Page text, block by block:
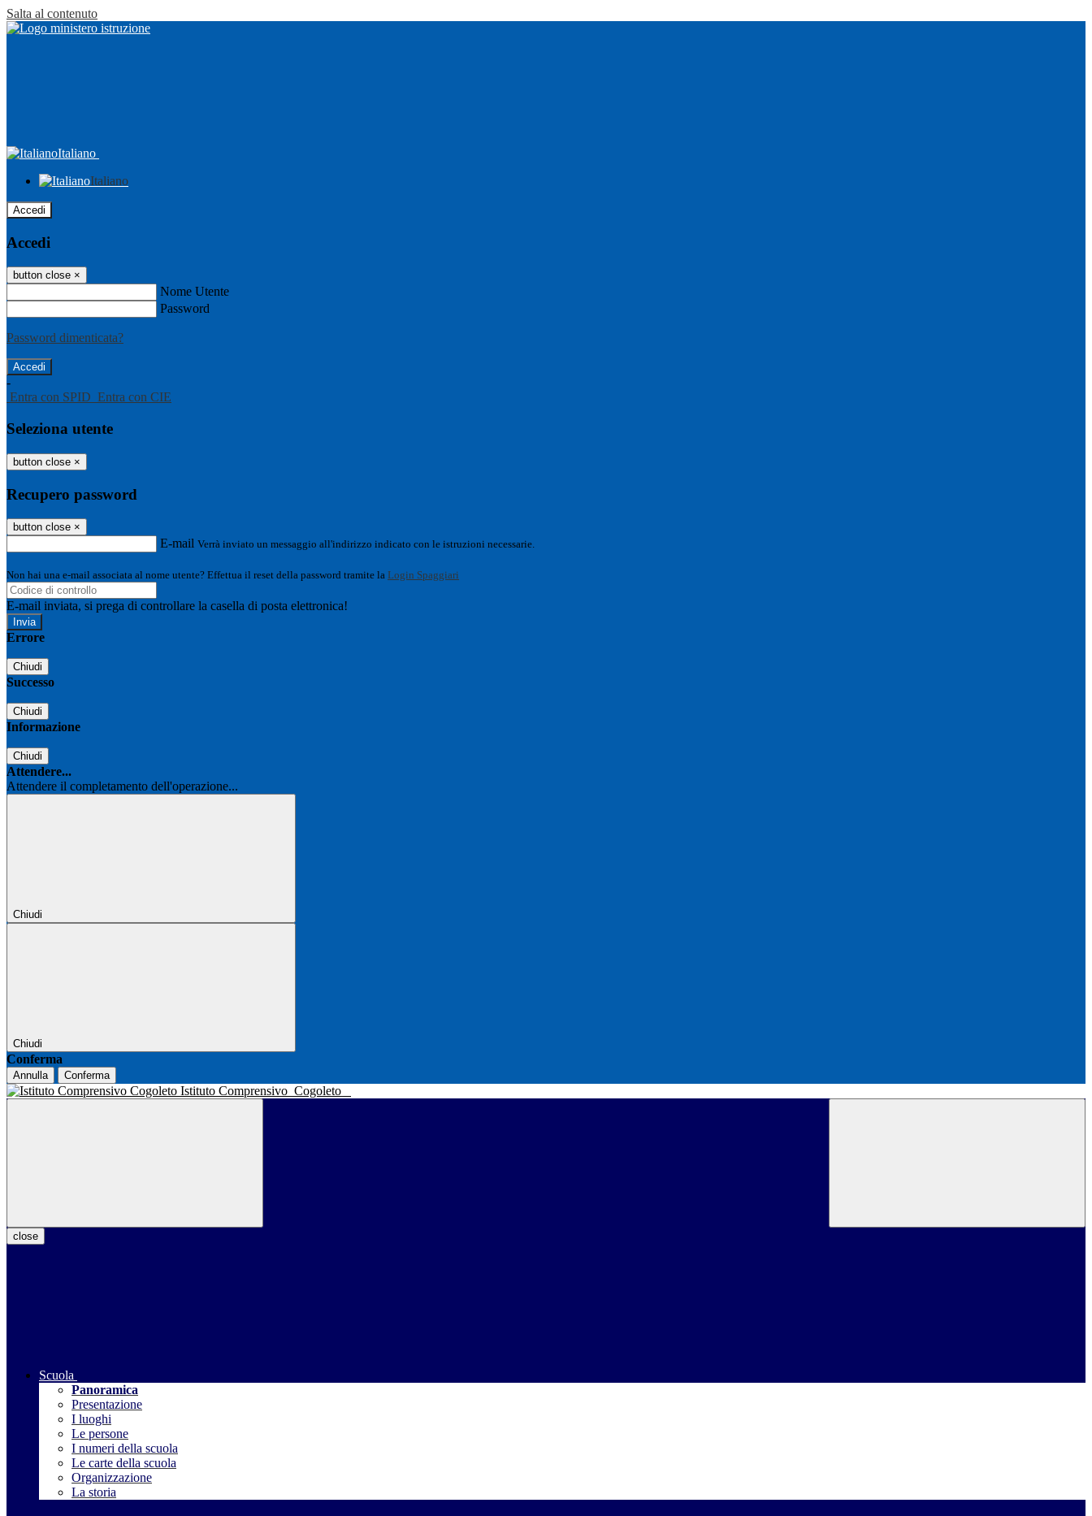
Salta al contenuto
Italiano
Italiano
Accedi
Accedi
button close ×
Nome Utente
Password
Password dimenticata?
-
Entra con SPID Entra con CIE
Seleziona utente
button close ×
Recupero password
button close ×
E-mail Verrà inviato un messaggio all'indirizzo indicato con le istruzioni necessarie.
Non hai una e-mail associata al nome utente? Effettua il reset della password tramite la Login Spaggiari
E-mail inviata, si prega di controllare la casella di posta elettronica!
Errore
Chiudi
Successo
Chiudi
Informazione
Chiudi
Attendere...
Attendere il completamento dell'operazione...
Chiudi
Chiudi
Conferma
Annulla Conferma
Istituto Comprensivo Cogoleto
close
Scuola
Panoramica
Presentazione
I luoghi
Le persone
I numeri della scuola
Le carte della scuola
Organizzazione
La storia